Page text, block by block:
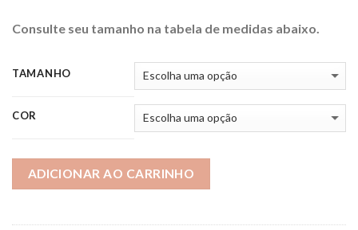
through
R$1.898,00
Consulte seu tamanho na tabela de medidas abaixo.
TAMANHO
COR
ADICIONAR AO CARRINHO